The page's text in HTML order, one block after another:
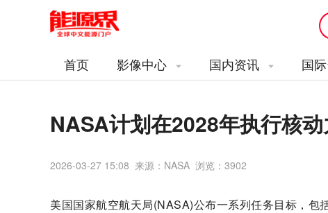
首页 影像中心 国内资讯 国
NASA计划在2028年执行核
2026-03-27 15:08 来源：NASA 浏览： 3902
美国国家航空航天局(NASA)公布一系列任务目标，包